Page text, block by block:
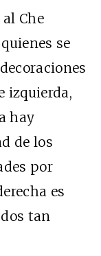
Che
se
izquierda,
hay
de los
por
es
tan